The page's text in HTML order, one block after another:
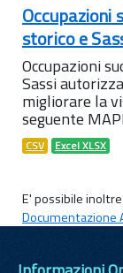
Occupazioni
storico e
Occupazioni
Sassi
migliorare la
seguente
CSV Excel XLSX
E' possibile
Documentazione